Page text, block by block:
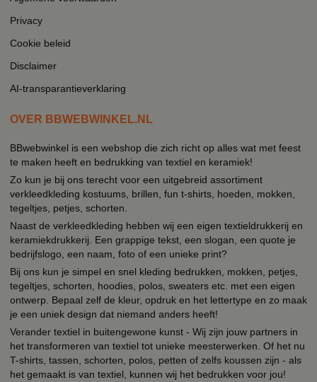
Privacy
Cookie beleid
Disclaimer
AI-transparantieverklaring
OVER BBWEBWINKEL.NL
BBwebwinkel is een webshop die zich richt op alles wat met feest
te maken heeft en bedrukking van textiel en keramiek!
Zo kun je bij ons terecht voor een uitgebreid assortiment
verkleedkleding kostuums, brillen, fun t-shirts, hoeden, mokken,
tegeltjes, petjes, schorten.
Naast de verkleedkleding hebben wij een eigen textieldrukkerij en
keramiekdrukkerij. Een grappige tekst, een slogan, een quote je
bedrijfslogo, een naam, foto of een unieke print?
Bij ons kun je simpel en snel kleding bedrukken, mokken, petjes,
tegeltjes, schorten, hoodies, polos, sweaters etc. met een eigen
ontwerp. Bepaal zelf de kleur, opdruk en het lettertype en zo maak
je een uniek design dat niemand anders heeft!
Verander textiel in buitengewone kunst - Wij zijn jouw partners in
het transformeren van textiel tot unieke meesterwerken. Of het nu
T-shirts, tassen, schorten, polos, petten of zelfs koussen zijn - als
het gemaakt is van textiel, kunnen wij het bedrukken voor jou!